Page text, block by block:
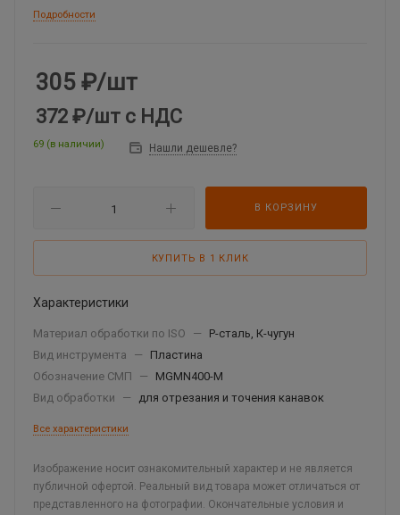
Подробности
305 ₽/шт
372 ₽/шт с НДС
69 (в наличии) Нашли дешевле?
В КОРЗИНУ
КУПИТЬ В 1 КЛИК
Характеристики
Материал обработки по ISO —
P-сталь, К-чугун
Вид инструмента
—
Пластина
Обозначение СМП
—
MGMN400-M
Вид обработки
— для отрезания и точения канавок
Все характеристики
Изображение носит ознакомительный характер и не является
публичной офертой. Реальный вид товара может отличаться от
представленного на фотографии. Окончательные условия и